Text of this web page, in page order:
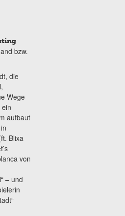
bzw.
die
Wege
ein
aufbaut
Blixa
von
– und